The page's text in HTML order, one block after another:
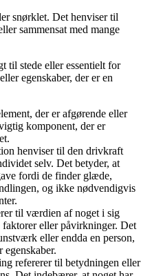
snørklet. Det henviser til
sammensat med mange
til stede eller essentielt for
egenskaber, der er en
der er afgørende eller
komponent, der er
henviser til den drivkraft
selv. Det betyder, at
fordi de finder glæde,
og ikke nødvendigvis
til værdien af noget i sig
eller påvirkninger. Det
eller endda en person,
egenskaber.
refererer til betydningen eller